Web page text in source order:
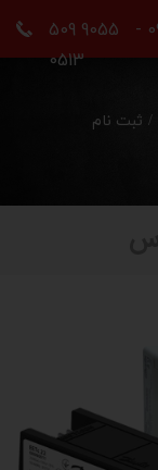
09155011699 - 9055 509
0513
/ ثبت نام